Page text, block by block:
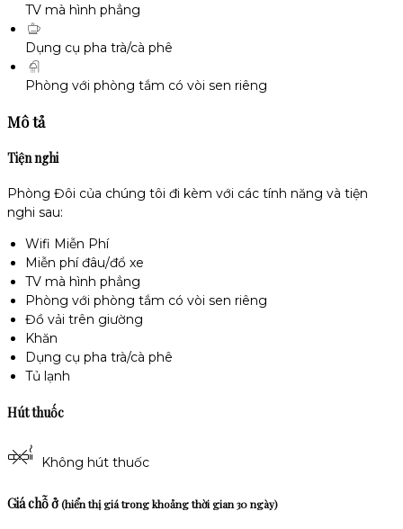
TV mà hình phẳng
Dụng cụ pha trà/cà phê
Phòng với phòng tắm có vòi sen riêng
Mô tả
Tiện nghi
Phòng Đôi của chúng tôi đi kèm với các tính năng và tiện
nghi sau:
Wifi Miễn Phí
Miễn phí đâu/đổ xe
TV mà hình phẳng
Phòng với phòng tắm có vòi sen riêng
Đồ vải trên giường
Khăn
Dụng cụ pha trà/cà phê
Tủ lạnh
Hút thuốc
Không hút thuốc
Giá chỗ ở(hiển thị giá trong khoảng thời gian 30 ngày)